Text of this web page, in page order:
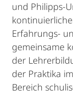
und Philipps-
Erfahrungs-
gemeinsame
der
der Praktika
Bereich